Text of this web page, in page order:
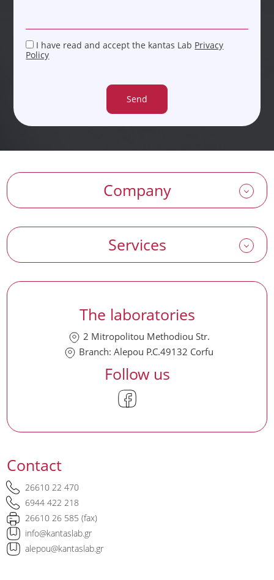
I have read and accept the kantas Lab Privacy
Policy
Company
Services
Contact
26610 22 470
6944 422 218
26610 26 585 (fax)
info@kantaslab.gr
alepou@kantaslab.gr
The laboratories
2 Mitropolitou Methodiou Str.
Branch: Alepou P.C.49132 Corfu
Follow us